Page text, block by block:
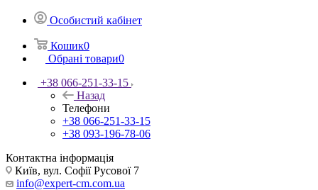
Особистий кабінет
Кошик0
Обрані товари0
+38 066-251-33-15
Назад
Телефони
+38 066-251-33-15
+38 093-196-78-06
Контактна інформація
Київ, вул. Софії Русової 7
info@expert-cm.com.ua